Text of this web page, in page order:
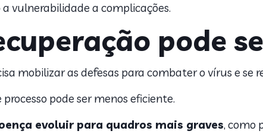
vulnerabilidade a complicações.
pode
mobilizar as defesas para combater o vírus e se
pode ser menos eficiente.
evoluir para quadros mais graves, como